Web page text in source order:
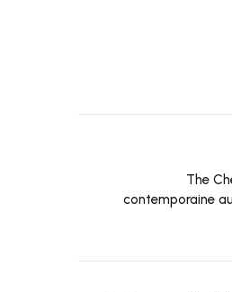
The
contemporaine